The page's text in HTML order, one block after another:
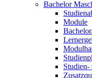
Bachelor
Module
Studien-